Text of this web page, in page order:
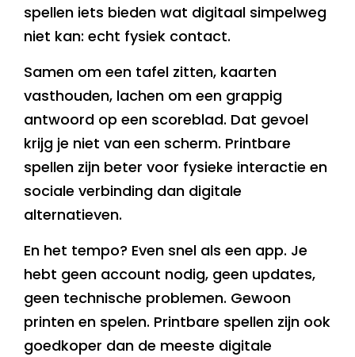
spellen iets bieden wat digitaal simpelweg
niet kan: echt fysiek contact.
Samen om een tafel zitten, kaarten
vasthouden, lachen om een grappig
antwoord op een scoreblad. Dat gevoel
krijg je niet van een scherm. Printbare
spellen zijn beter voor fysieke interactie en
sociale verbinding dan digitale
alternatieven.
En het tempo? Even snel als een app. Je
hebt geen account nodig, geen updates,
geen technische problemen. Gewoon
printen en spelen. Printbare spellen zijn ook
goedkoper dan de meeste digitale